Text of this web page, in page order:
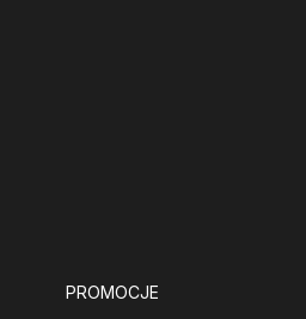
PROMOCJE